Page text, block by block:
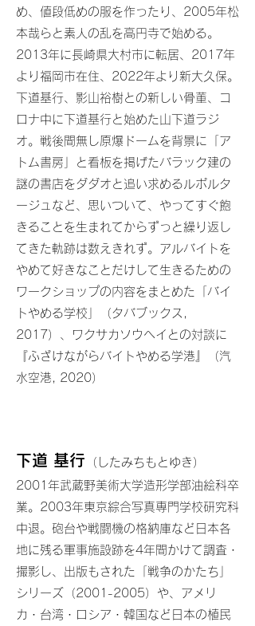
め、値段低めの服を作ったり、2005年松
本哉らと素人の乱を高円寺で始める。
2013年に長崎県大村市に転居、2017年
より福岡市在住、2022年より新大久保。
下道基行、影山裕樹との新しい骨董、コ
ロナ中に下道基行と始めた山下道ラジ
オ。戦後間無し原爆ドームを背景に「ア
トム書房」と看板を掲げたバラック建の
謎の書店をダダオと追い求めるルポルタ
ージュなど、思いついて、やってすぐ飽
きることを生まれてからずっと繰り返し
てきた軌跡は数えきれず。アルバイトを
やめて好きなことだけして生きるための
ワークショップの内容をまとめた「バイ
トやめる学校」（タバブックス,
2017）、ワクサカソウヘイとの対談に
『ふざけながらバイトやめる学港』（汽
水空港, 2020）
下道 基行 （したみちもとゆき）
2001年武蔵野美術大学造形学部油絵科卒
業。2003年東京綜合写真専門学校研究科
中退。砲台や戦闘機の格納庫など日本各
地に残る軍事施設跡を4年間かけて調査・
撮影し、出版もされた「戦争のかたち」
シリーズ（2001-2005）や、アメリ
カ・台湾・ロシア・韓国など日本の植民